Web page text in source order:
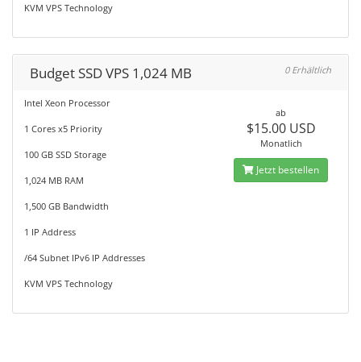
KVM VPS Technology
Budget SSD VPS 1,024 MB 0 Erhältlich
Intel Xeon Processor
1 Cores x5 Priority
100 GB SSD Storage
1,024 MB RAM
1,500 GB Bandwidth
1 IP Address
/64 Subnet IPv6 IP Addresses
KVM VPS Technology
ab
$15.00 USD
Monatlich
Jetzt bestellen